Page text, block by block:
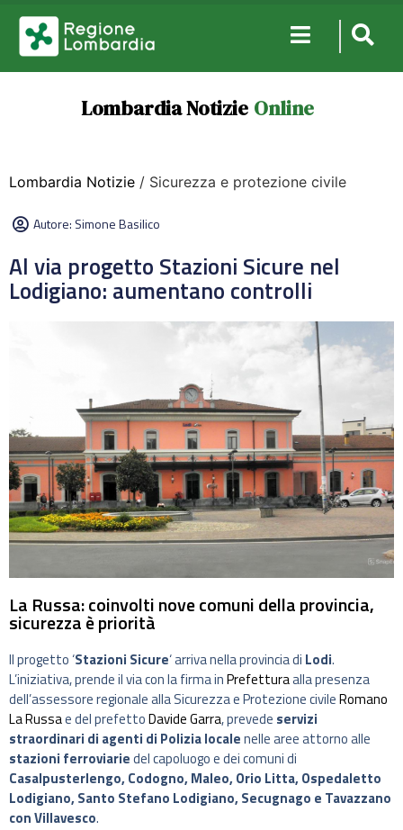
Lombardia Notizie Online
Lombardia Notizie / Sicurezza e protezione civile
Autore: Simone Basilico
Al via progetto Stazioni Sicure nel
Lodigiano: aumentano controlli
La Russa: coinvolti nove comuni della provincia,
sicurezza è priorità
Il progetto ‘Stazioni Sicure‘ arriva nella provincia di Lodi.
L’iniziativa, prende il via con la firma inPrefetturaalla presenza
dell’assessore regionale alla Sicurezza e Protezione civileRomano
La Russae del prefettoDavide Garra, prevede servizi
straordinari di agenti di Polizia localenelle aree attorno alle
stazioni ferroviariedel capoluogo e dei comuni di
Casalpusterlengo, Codogno, Maleo, Orio Litta, Ospedaletto
Lodigiano, Santo Stefano Lodigiano, Secugnago e Tavazzano
con Villavesco.